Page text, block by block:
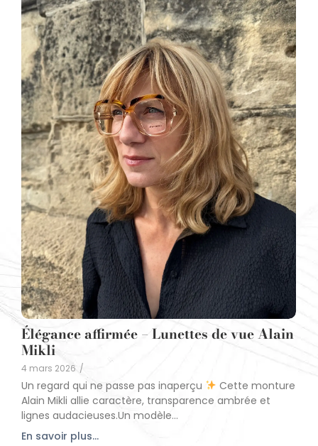
Élégance affirmée – Lunettes de vue Alain
Mikli
4 mars 2026 /
Un regard qui ne passe pas inaperçu
Cette monture
Alain Mikli allie caractère, transparence ambrée et
lignes audacieuses.Un modèle...
En savoir plus...